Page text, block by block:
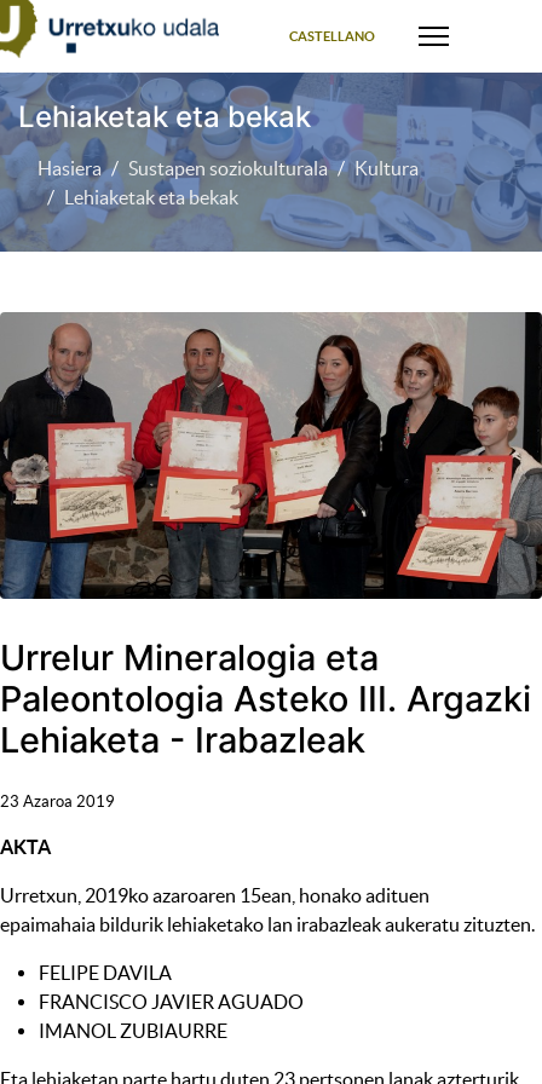
CASTELLANO
Lehiaketak eta bekak
Hasiera Sustapen soziokulturala
Kultura
Lehiaketak eta bekak
Urrelur Mineralogia eta
Paleontologia Asteko III. Argazki
Lehiaketa - Irabazleak
23 Azaroa 2019
AKTA
Urretxun, 2019ko azaroaren 15ean, honako adituen
epaimahaia bildurik lehiaketako lan irabazleak aukeratu zituzten.
FELIPE DAVILA
FRANCISCO JAVIER AGUADO
IMANOL ZUBIAURRE
Eta lehiaketan parte hartu duten 23 pertsonen lanak azterturik,